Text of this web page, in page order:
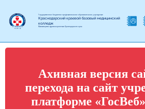
Государственное бюджетное профессиональное образовательное учреждение
Краснодарский краевой базовый медицинский
колледж
Министерства здравоохранения Краснодарского края
Ахивная версия
перехода на сайт
платформе